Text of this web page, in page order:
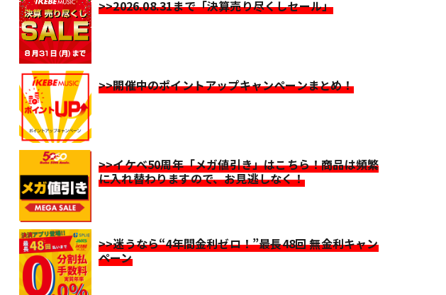
>>2026.08.31まで「決算売り尽くしセール」
>>開催中のポイントアップキャンペーンまとめ！
>>イケベ50周年「メガ値引き」はこちら！商品は頻繁
に入れ替わりますので、お見逃しなく！
>>迷うなら“4年間金利ゼロ！”最長48回 無金利キャン
ペーン